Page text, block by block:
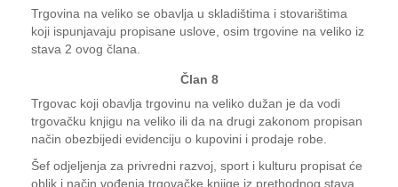
Trgovina na veliko se obavlja u skladištima i stovarištima
koji ispunjavaju propisane uslove, osim trgovine na veliko iz
stava 2 ovog člana.
Član 8
Trgovac koji obavlja trgovinu na veliko dužan je da vodi
trgovačku knjigu na veliko ili da na drugi zakonom propisan
način obezbijedi evidenciju o kupovini i prodaje robe.
Šef odjeljenja za privredni razvoj, sport i kulturu propisat će
oblik i način vođenja trgovačke knjige iz prethodnog stava.